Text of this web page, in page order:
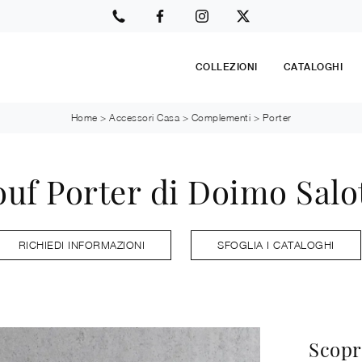
COLLEZIONI CATALOGHI
Home > Accessori Casa > Complementi > Porter
Porter di Doimo
RICHIEDI INFORMAZIONI SFOGLIA I CATALOGHI